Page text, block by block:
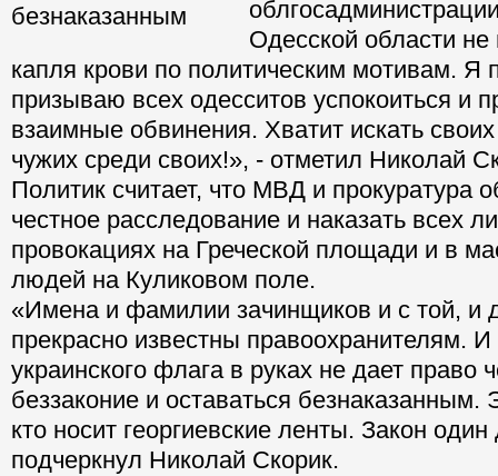
Одесской области
капля крови по политическим мотивам. Я
призываю всех одесситов успокоиться и
взаимные обвинения. Хватит искать
чужих среди своих!», - отметил Николай
Политик считает, что МВД и прокуратура
честное расследование и наказать всех
провокациях на Греческой площади и в
людей на Куликовом поле.
«Имена и фамилии зачинщиков и с той, и
прекрасно известны правоохранителям.
украинского флага в руках не дает право
беззаконие и оставаться безнаказанным.
кто носит георгиевские ленты. Закон
подчеркнул Николай Скорик.